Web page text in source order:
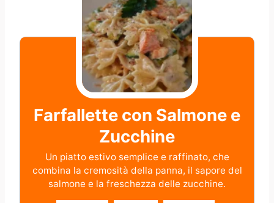
Farfallette con Salmone e
Zucchine
Un piatto estivo semplice e raffinato, che
combina la cremosità della panna, il sapore del
salmone e la freschezza delle zucchine.